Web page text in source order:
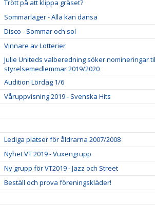
Trött på att klippa gräset?
Sommarläger - Alla kan dansa
Disco - Sommar och sol
Vinnare av Lotterier
Julie Uniteds valberedning söker nomineringar
styrelsemedlemmar 2019/2020
Audition Lördag 1/6
Våruppvisning 2019 - Svenska Hits
Lediga platser för åldrarna 2007/2008
Nyhet VT 2019 - Vuxengrupp
Ny grupp för VT2019 - Jazz och Street
Beställ och prova föreningskläder!